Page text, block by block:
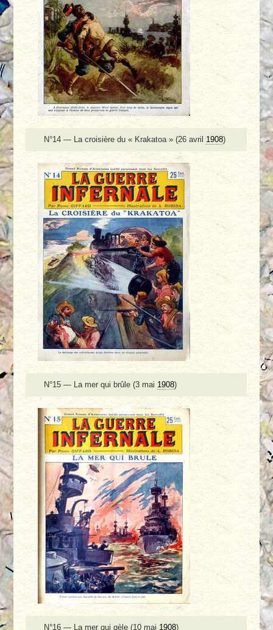
N°14 — La croisière du « Krakatoa » (26 avril 1908)
N°15 — La mer qui brûle (3 mai 1908)
N°16 — La mer qui gèle (10 mai 1908)